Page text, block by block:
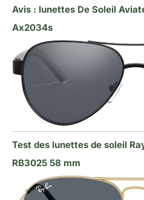
Avis : lunettes De Soleil
Ax2034s
Test des lunettes de soleil
RB3025 58 mm